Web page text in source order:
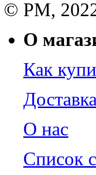
© РМ,
О
Как
Доставка
О нас
Список